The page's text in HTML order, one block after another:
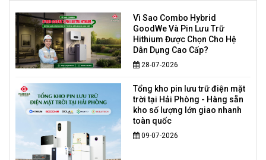
Vì Sao Combo Hybrid
GoodWe Và Pin Lưu Trữ
Hithium Được Chọn Cho Hệ
Dân Dụng Cao Cấp?
28-07-2026
Tổng kho pin lưu trữ điện mặt
trời tại Hải Phòng - Hàng sẵn
kho số lượng lớn giao nhanh
toàn quốc
09-07-2026